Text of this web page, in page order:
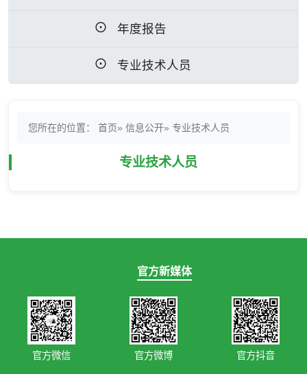
年度报告
专业技术人员
您所在的位置： 首页» 信息公开» 专业技术人员
专业技术人员
官方新媒体
官方微信 官方微博 官方抖音